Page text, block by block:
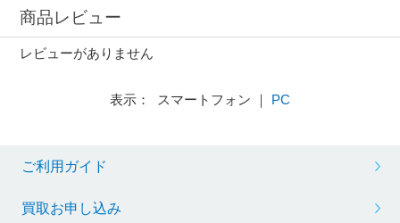
商品レビュー
レビューがありません
表示： スマートフォン ｜ PC
ご利用ガイド
買取お申し込み